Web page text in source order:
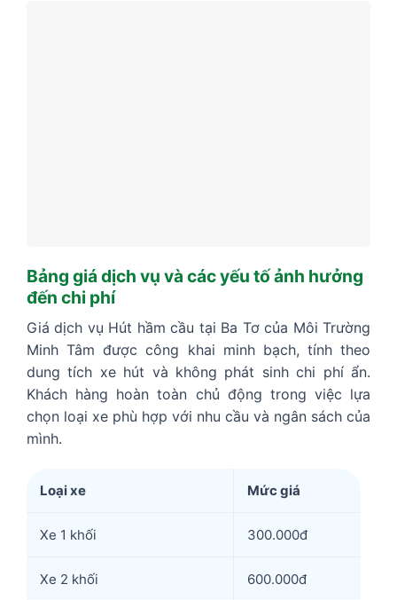
Bảng giá dịch vụ và các yếu tố ảnh hưởng
đến chi phí
Giá dịch vụ Hút hầm cầu tại Ba Tơ của Môi Trường
Minh Tâm được công khai minh bạch, tính theo
dung tích xe hút và không phát sinh chi phí ẩn.
Khách hàng hoàn toàn chủ động trong việc lựa
chọn loại xe phù hợp với nhu cầu và ngân sách của
mình.
Loại xe Mức giá
Xe 1 khối 300.000đ
Xe 2 khối 600.000đ